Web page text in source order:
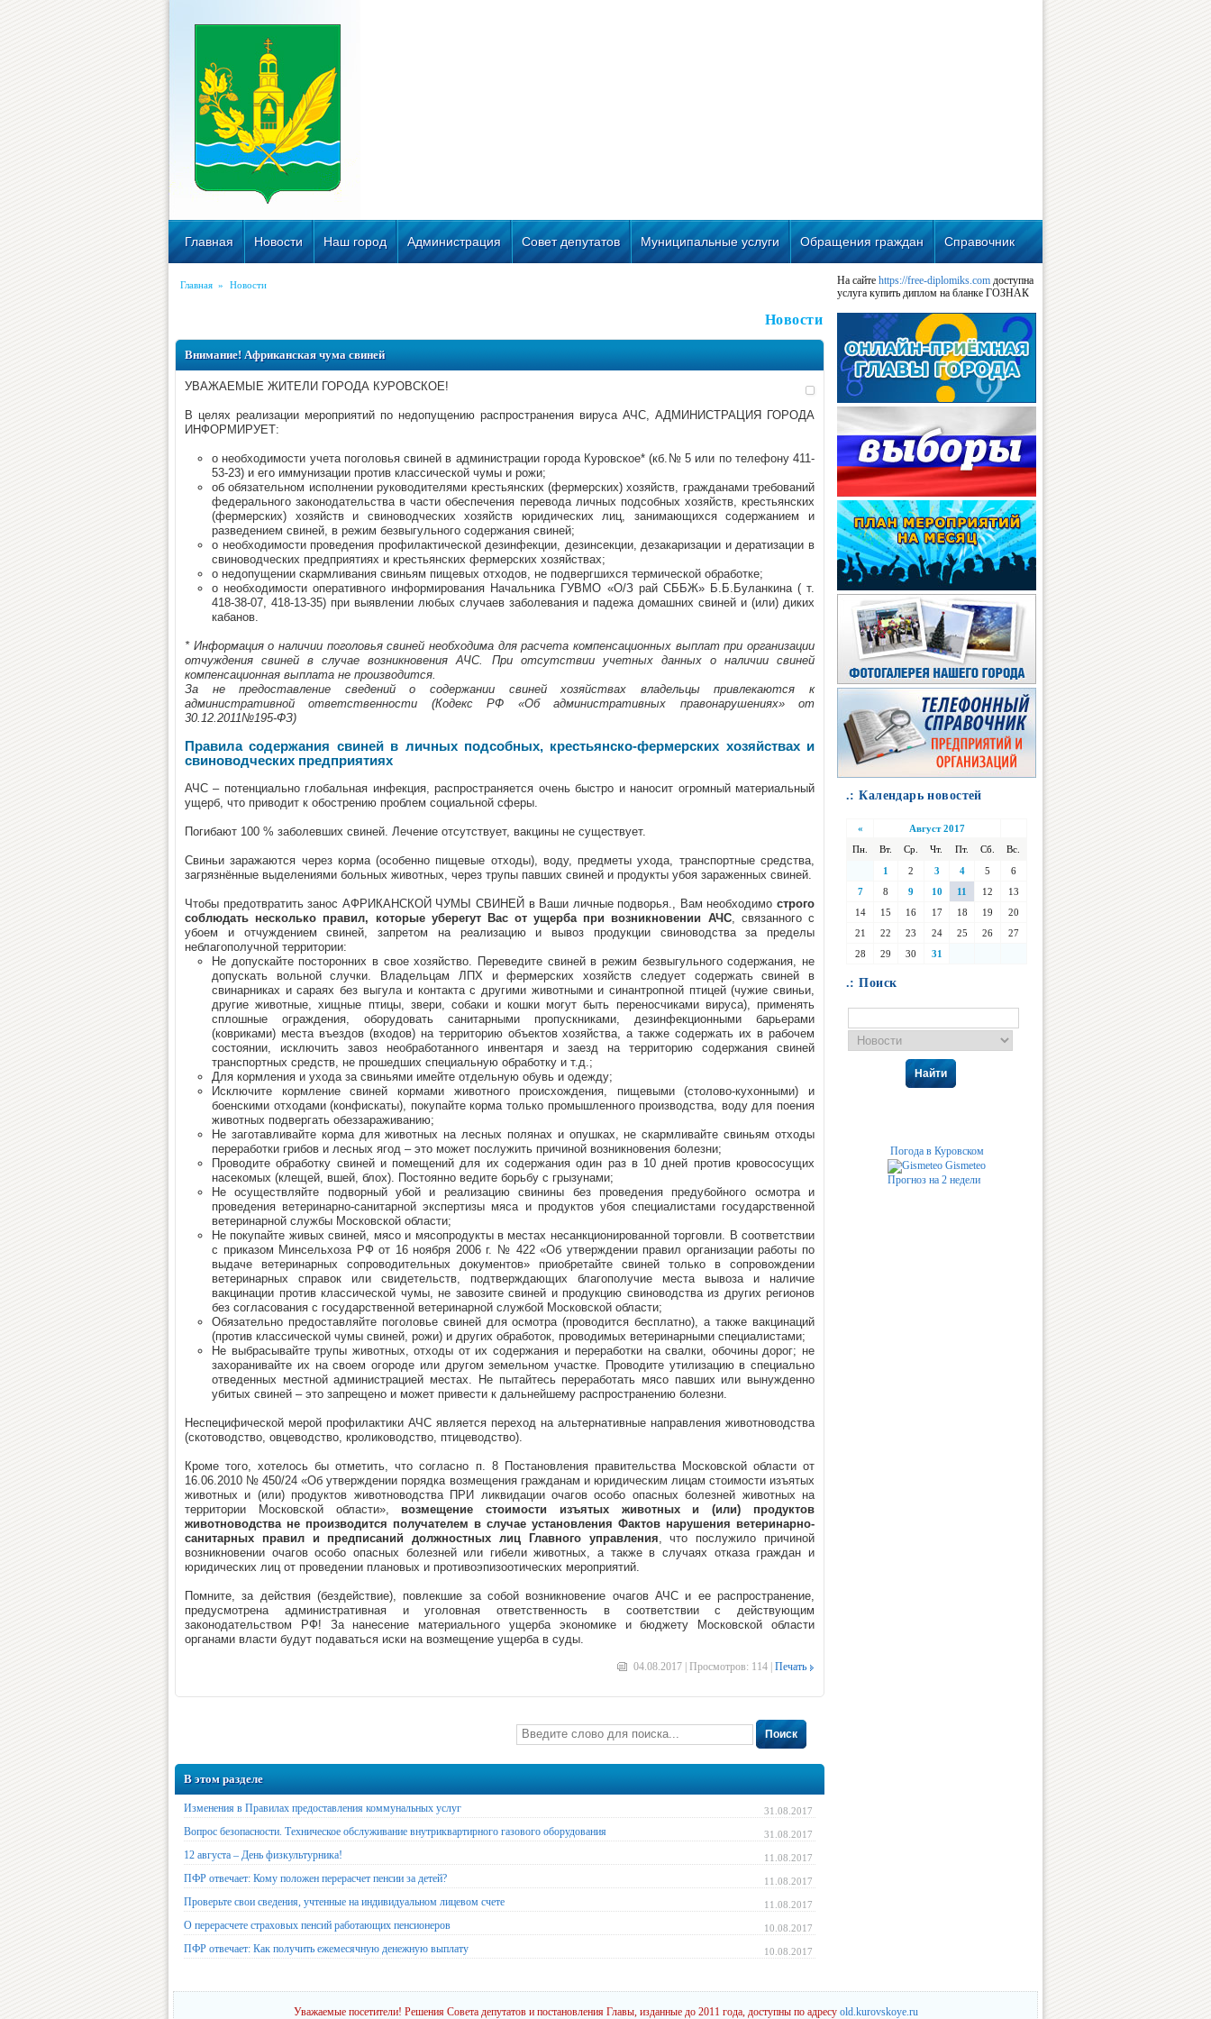
Главная Новости Наш город Администрация Совет депутатов Муниципальные услуги Обращения граждан Справочник
Главная » Новости
Новости
Внимание! Африканская чума свиней
УВАЖАЕМЫЕ ЖИТЕЛИ ГОРОДА КУРОВСКОЕ!
В целях реализации мероприятий по недопущению распространения вируса АЧС, АДМИНИСТРАЦИЯ ГОРОДА
ИНФОРМИРУЕТ:
о необходимости учета поголовья свиней в администрации города Куровское* (кб.№ 5 или по телефону 411-
53-23) и его иммунизации против классической чумы и рожи;
об обязательном исполнении руководителями крестьянских (фермерских) хозяйств, гражданами требований
федерального законодательства в части обеспечения перевода личных подсобных хозяйств, крестьянских
(фермерских) хозяйств и свиноводческих хозяйств юридических лиц, занимающихся содержанием и
разведением свиней, в режим безвыгульного содержания свиней;
о необходимости проведения профилактической дезинфекции, дезинсекции, дезакаризации и дератизации в
свиноводческих предприятиях и крестьянских фермерских хозяйствах;
о недопущении скармливания свиньям пищевых отходов, не подвергшихся термической обработке;
о необходимости оперативного информирования Начальника ГУВМО «О/З рай СББЖ» Б.Б.Буланкина ( т.
418-38-07, 418-13-35) при выявлении любых случаев заболевания и падежа домашних свиней и (или) диких
кабанов.
* Информация о наличии поголовья свиней необходима для расчета компенсационных выплат при организации
отчуждения свиней в случае возникновения АЧС. При отсутствии учетных данных о наличии свиней
компенсационная выплата не производится.
За не предоставление сведений о содержании свиней хозяйствах владельцы привлекаются к
административной ответственности (Кодекс РФ «Об административных правонарушениях» от
30.12.2011№195-ФЗ)
Правила содержания свиней в личных подсобных, крестьянско-фермерских хозяйствах и
свиноводческих предприятиях
АЧС – потенциально глобальная инфекция, распространяется очень быстро и наносит огромный материальный
ущерб, что приводит к обострению проблем социальной сферы.
Погибают 100 % заболевших свиней. Лечение отсутствует, вакцины не существует.
Свиньи заражаются через корма (особенно пищевые отходы), воду, предметы ухода, транспортные средства,
загрязнённые выделениями больных животных, через трупы павших свиней и продукты убоя зараженных свиней.
Чтобы предотвратить занос АФРИКАНСКОЙ ЧУМЫ СВИНЕЙ в Ваши личные подворья., Вам необходимо строго
соблюдать несколько правил, которые уберегут Вас от ущерба при возникновении АЧС, связанного с
убоем и отчуждением свиней, запретом на реализацию и вывоз продукции свиноводства за пределы
неблагополучной территории:
Не допускайте посторонних в свое хозяйство. Переведите свиней в режим безвыгульного содержания, не
допускать вольной случки. Владельцам ЛПХ и фермерских хозяйств следует содержать свиней в
свинарниках и сараях без выгула и контакта с другими животными и синантропной птицей (чужие свиньи,
другие животные, хищные птицы, звери, собаки и кошки могут быть переносчиками вируса), применять
сплошные ограждения, оборудовать санитарными пропускниками, дезинфекционными барьерами
(ковриками) места въездов (входов) на территорию объектов хозяйства, а также содержать их в рабочем
состоянии, исключить завоз необработанного инвентаря и заезд на территорию содержания свиней
транспортных средств, не прошедших специальную обработку и т.д.;
Для кормления и ухода за свиньями имейте отдельную обувь и одежду;
Исключите кормление свиней кормами животного происхождения, пищевыми (столово-кухонными) и
боенскими отходами (конфискаты), покупайте корма только промышленного производства, воду для поения
животных подвергать обеззараживанию;
Не заготавливайте корма для животных на лесных полянах и опушках, не скармливайте свиньям отходы
переработки грибов и лесных ягод – это может послужить причиной возникновения болезни;
Проводите обработку свиней и помещений для их содержания один раз в 10 дней против кровососущих
насекомых (клещей, вшей, блох). Постоянно ведите борьбу с грызунами;
Не осуществляйте подворный убой и реализацию свинины без проведения предубойного осмотра и
проведения ветеринарно-санитарной экспертизы мяса и продуктов убоя специалистами государственной
ветеринарной службы Московской области;
Не покупайте живых свиней, мясо и мясопродукты в местах несанкционированной торговли. В соответствии
с приказом Минсельхоза РФ от 16 ноября 2006 г. № 422 «Об утверждении правил организации работы по
выдаче ветеринарных сопроводительных документов» приобретайте свиней только в сопровождении
ветеринарных справок или свидетельств, подтверждающих благополучие места вывоза и наличие
вакцинации против классической чумы, не завозите свиней и продукцию свиноводства из других регионов
без согласования с государственной ветеринарной службой Московской области;
Обязательно предоставляйте поголовье свиней для осмотра (проводится бесплатно), а также вакцинаций
(против классической чумы свиней, рожи) и других обработок, проводимых ветеринарными специалистами;
Не выбрасывайте трупы животных, отходы от их содержания и переработки на свалки, обочины дорог; не
захоранивайте их на своем огороде или другом земельном участке. Проводите утилизацию в специально
отведенных местной администрацией местах. Не пытайтесь переработать мясо павших или вынужденно
убитых свиней – это запрещено и может привести к дальнейшему распространению болезни.
Неспецифической мерой профилактики АЧС является переход на альтернативные направления животноводства
(скотоводство, овцеводство, кролиководство, птицеводство).
Кроме того, хотелось бы отметить, что согласно п. 8 Постановления правительства Московской области от
16.06.2010 № 450/24 «Об утверждении порядка возмещения гражданам и юридическим лицам стоимости изъятых
животных и (или) продуктов животноводства ПРИ ликвидации очагов особо опасных болезней животных на
территории Московской области», возмещение стоимости изъятых животных и (или) продуктов
животноводства не производится получателем в случае установления Фактов нарушения ветеринарно-
санитарных правил и предписаний должностных лиц Главного управления, что послужило причиной
возникновении очагов особо опасных болезней или гибели животных, а также в случаях отказа граждан и
юридических лиц от проведении плановых и противоэпизоотических мероприятий.
Помните, за действия (бездействие), повлекшие за собой возникновение очагов АЧС и ее распространение,
предусмотрена административная и уголовная ответственность в соответствии с действующим
законодательством РФ! За нанесение материального ущерба экономике и бюджету Московской области
органами власти будут подаваться иски на возмещение ущерба в суды.
04.08.2017 | Просмотров: 114 | Печать
Поиск
В этом разделе
31.08.2017
Изменения в Правилах предоставления коммунальных услуг
31.08.2017
Вопрос безопасности. Техническое обслуживание внутриквартирного газового оборудования
11.08.2017
12 августа – День физкультурника!
11.08.2017
ПФР отвечает: Кому положен перерасчет пенсии за детей?
11.08.2017
Проверьте свои сведения, учтенные на индивидуальном лицевом счете
10.08.2017
О перерасчете страховых пенсий работающих пенсионеров
10.08.2017
ПФР отвечает: Как получить ежемесячную денежную выплату
На сайте https://free-diplomiks.com доступна
услуга купить диплом на бланке ГОЗНАК
.: Календарь новостей
«
Август 2017
Пн.
Вт. Ср. Чт. Пт. Сб.
Вс.
1
2 3 4 5
6
7
8 9 10 11 12
13
14
15 16 17 18 19
20
21
22 23 24 25 26
27
28
29 30 31
.: Поиск
Найти
Погода в Куровском
Gismeteo
Прогноз на 2 недели
Уважаемые посетители! Решения Совета депутатов и постановления Главы, изданные до 2011 года, доступны по адресу old.kurovskoye.ru